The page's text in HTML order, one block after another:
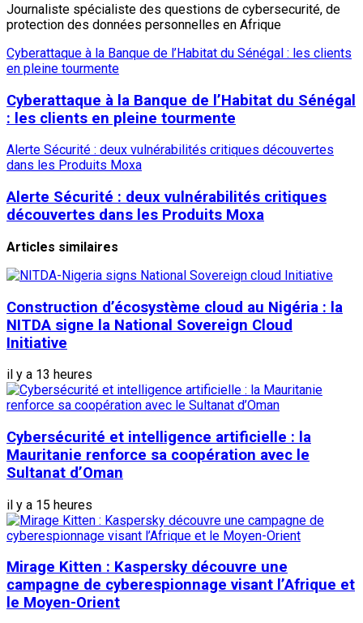
Journaliste spécialiste des questions de cybersecurité, de
protection des données personnelles en Afrique
Cyberattaque à la Banque de l’Habitat du Sénégal : les clients
en pleine tourmente
Cyberattaque à la Banque de l’Habitat du Sénégal
: les clients en pleine tourmente
Alerte Sécurité : deux vulnérabilités critiques découvertes
dans les Produits Moxa
Alerte Sécurité : deux vulnérabilités critiques
découvertes dans les Produits Moxa
Articles similaires
Construction d’écosystème cloud au Nigéria : la
NITDA signe la National Sovereign Cloud
Initiative
il y a 13 heures
Cybersécurité et intelligence artificielle : la
Mauritanie renforce sa coopération avec le
Sultanat d’Oman
il y a 15 heures
Mirage Kitten : Kaspersky découvre une
campagne de cyberespionnage visant l’Afrique et
le Moyen-Orient